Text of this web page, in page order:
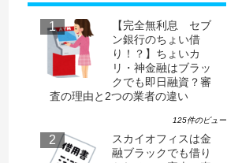
【完全無利息 セブ
ン銀行のちょい借
り！？】ちょいカ
リ・神金融はブラッ
クでも即日融資？審
査の理由と2つの業者の違い
125件のビュー
スカイオフィスは金
融ブラックでも借り